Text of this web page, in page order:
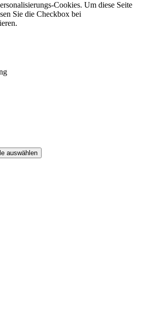
Cookies. Um diese Seite
Sie die Checkbox bei
auswählen